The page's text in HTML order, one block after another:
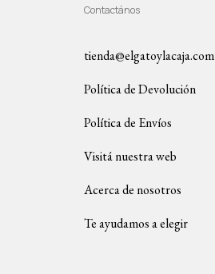
Contactános
tienda@elgatoylacaja.com
Política de Devolución
Política de Envíos
Visitá nuestra web
Acerca de nosotros
Te ayudamos a elegir